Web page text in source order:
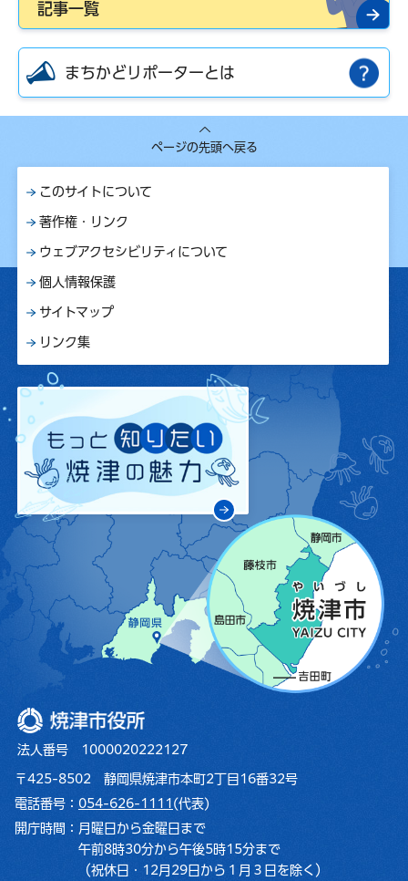
記事一覧
まちかどリポーターとは
ページの先頭へ戻る
このサイトについて
著作権・リンク
ウェブアクセシビリティについて
個人情報保護
サイトマップ
リンク集
焼津市役所
法人番号 1000020222127
〒425-8502 静岡県焼津市本町2丁目16番32号
電話番号： 054-626-1111 (代表)
開庁時間： 月曜日から金曜日まで
午前8時30分から午後5時15分まで
（祝休日・12月29日から１月３日を除く）